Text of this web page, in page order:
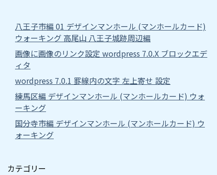
八王子市編 01 デザインマンホール (マンホールカード)
ウォーキング 高尾山 八王子城跡周辺編
画像に画像のリンク設定 wordpress 7.0.X ブロックエデ
ィタ
wordpress 7.0.1 罫線内の文字 左上寄せ 設定
練馬区編 デザインマンホール (マンホールカード) ウォ
ーキング
国分寺市編 デザインマンホール (マンホールカード) ウ
ォーキング
カテゴリー